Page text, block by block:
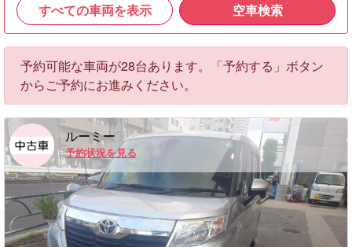
すべての車両を表示 空車検索
予約可能な車両が28台あります。「予約する」ボタン
からご予約にお進みください。
ルーミー
予約状況を見る